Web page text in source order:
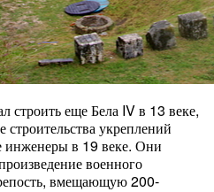
строить еще Бела IV в 13 веке,
укреплений
инженеры в 19 веке. Они
военного
вмещающую 200-